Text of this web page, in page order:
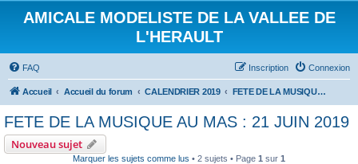
AMICALE MODELISTE DE LA VALLEE DE
L'HERAULT
FAQ Connexion
Inscription
Accueil Accueil du forum CALENDRIER 2019 FETE DE LA MUSIQUE AU MAS : 21 JUIN 2019
FETE DE LA MUSIQUE AU MAS : 21 JUIN 2019
Nouveau sujet
Marquer les sujets comme lus • 2 sujets • Page 1 sur 1